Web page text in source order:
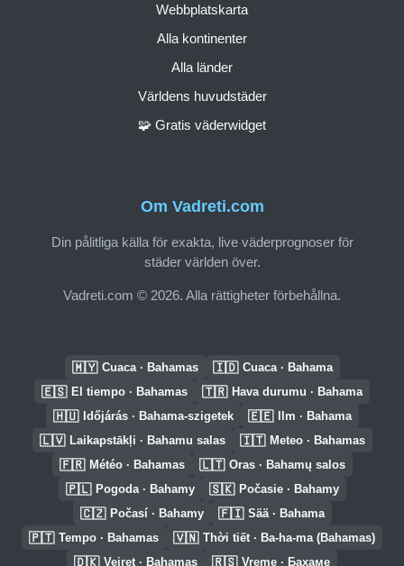
Om Vadreti.com
Din pålitliga källa för exakta, live väderprognoser för
städer världen över.
Vadreti.com © 2026. Alla rättigheter förbehållna.
Webbplatskarta
Alla kontinenter
Alla länder
Världens huvudstäder
🧩 Gratis väderwidget
🇲🇾 Cuaca · Bahamas 🇮🇩 Cuaca · Bahama
🇪🇸 El tiempo · Bahamas 🇹🇷 Hava durumu · Bahama
🇭🇺 Időjárás · Bahama-szigetek 🇪🇪 Ilm · Bahama
🇱🇻 Laikapstākļi · Bahamu salas 🇮🇹 Meteo · Bahamas
🇫🇷 Météo · Bahamas 🇱🇹 Oras · Bahamų salos
🇵🇱 Pogoda · Bahamy 🇸🇰 Počasie · Bahamy
🇨🇿 Počasí · Bahamy 🇫🇮 Sää · Bahama
🇵🇹 Tempo · Bahamas 🇻🇳 Thời tiết · Ba-ha-ma (Bahamas)
🇩🇰 Vejret · Bahamas 🇷🇸 Vreme · Бахаме